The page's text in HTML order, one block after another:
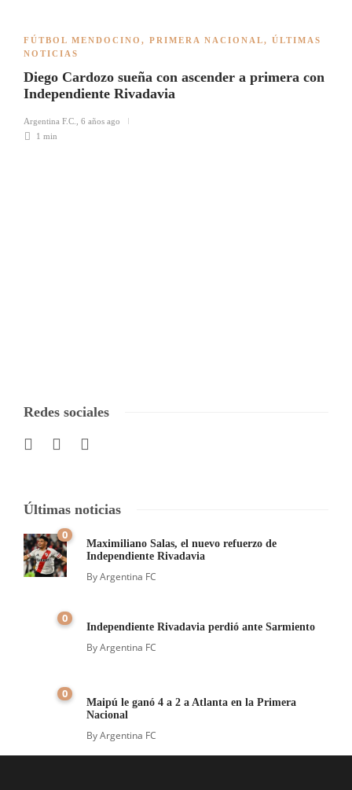
FÚTBOL MENDOCINO , PRIMERA NACIONAL, ÚLTIMAS
NOTICIAS
Diego Cardozo sueña con ascender a primera con
Independiente Rivadavia
Argentina F.C.
6 años ago
1 min
Redes sociales
Últimas noticias
0
Maximiliano Salas, el nuevo refuerzo de
Independiente Rivadavia
ByArgentina FC
0
Independiente Rivadavia perdió ante Sarmiento
ByArgentina FC
0
Maipú le ganó 4 a 2 a Atlanta en la Primera
Nacional
ByArgentina FC